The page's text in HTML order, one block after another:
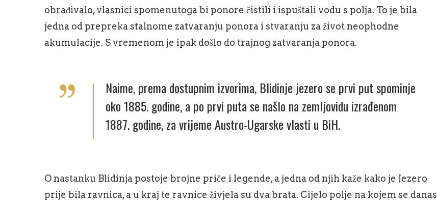
obrađivalo, vlasnici spomenutoga bi ponore čistili i ispuštali vodu s polja. To je bila
jedna od prepreka stalnome zatvaranju ponora i stvaranju za život neophodne
akumulacije. S vremenom je ipak došlo do trajnog zatvaranja ponora.
Naime, prema dostupnim izvorima, Blidinje jezero se prvi put spominje
oko 1885. godine, a po prvi puta se našlo na zemljovidu izrađenom
1887. godine, za vrijeme Austro-Ugarske vlasti u BiH.
O nastanku Blidinja postoje brojne priče i legende, a jedna od njih kaže kako je Jezero
prije bila ravnica, a u kraj te ravnice živjela su dva brata. Cijelo polje na kojem se danas